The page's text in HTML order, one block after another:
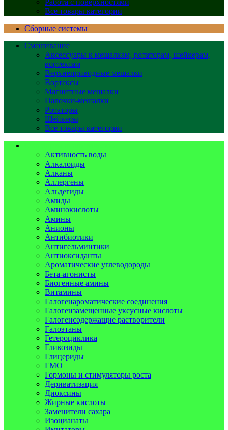
Работа с поверхностями
Все товары категории
Сборные системы
Смешивание
Аксессуары к мешалкам, ротаторам, шейкерам,
вортексам
Верхнеприводные мешалки
Вортексы
Магнитные мешалки
Палочки-мешалки
Ротаторы
Шейкеры
Все товары категории
Активность воды
Алкалоиды
Алканы
Аллергены
Альдегиды
Амиды
Аминокислоты
Амины
Анионы
Антибиотики
Антигельминтики
Антиоксиданты
Ароматические углеводороды
Бета-агонисты
Биогенные амины
Витамины
Галогенароматические соединения
Галогензамещенные уксусные кислоты
Галогенсодержащие растворители
Галоэтаны
Гетероциклика
Гликозиды
Глицериды
ГМО
Гормоны и стимуляторы роста
Дериватизация
Диоксины
Жирные кислоты
Заменители сахара
Изоцианаты